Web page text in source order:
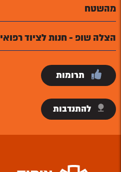
מהשטח
הצלה שופ - חנות לציוד רפואי
תרומות
להתנדבות